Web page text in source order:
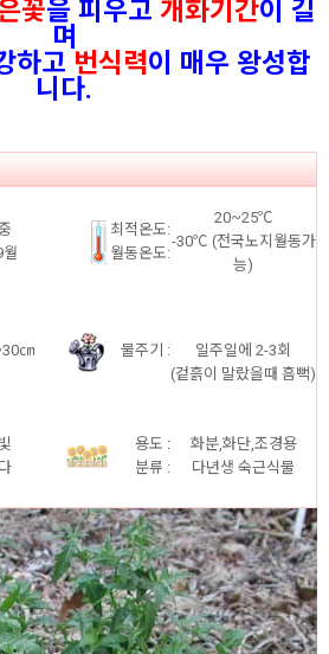
꽃을 피우고 개화기간이 길
며
고 번식력이 매우 왕성합
니다.
최적온도:
월동온도:
20~25℃
-30℃ (전국노지월동가
능)
㎝ 물주기 :
일주일에 2-3회
(겉흙이 말랐을때 흠뻑)
용도 :
분류 :
화분,화단,조경용
다년생 숙근식물